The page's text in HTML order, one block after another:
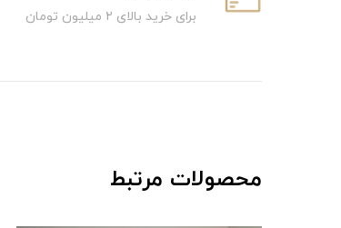
برای خرید بالای ۲ میلیون تومان
محصولات مرتبط